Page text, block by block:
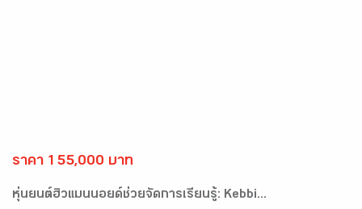
ราคา 155,000 บาท
หุ่นยนต์ฮิวแมนนอยด์ช่วยจัดการเรียนรู้: Kebbi...